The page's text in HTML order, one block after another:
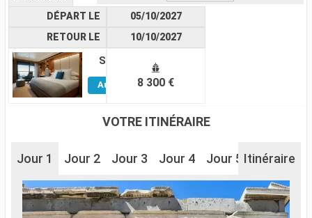
DÉPART LE
RETOUR LE
Suite
Autres
05/10/2027
10/10/2027
8 300 €
VOTRE ITINÉRAIRE
Jour 1 Jour 2 Jour 3 Jour 4 Jour 5 Jour 6
Itinéraire